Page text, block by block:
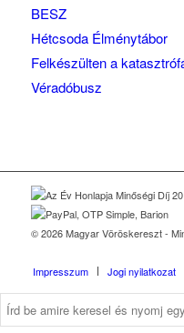
BESZ
Hétcsoda Élménytábor
Felkészülten a
Véradóbusz
© 2026 Magyar Vöröskereszt -
Impresszum Jogi nyilatkozat